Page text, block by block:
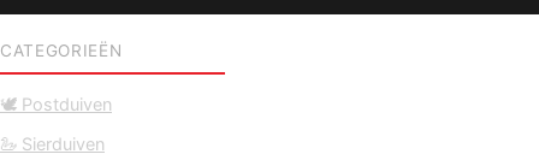
CATEGORIEËN
🕊️ Postduiven
🦢 Sierduiven